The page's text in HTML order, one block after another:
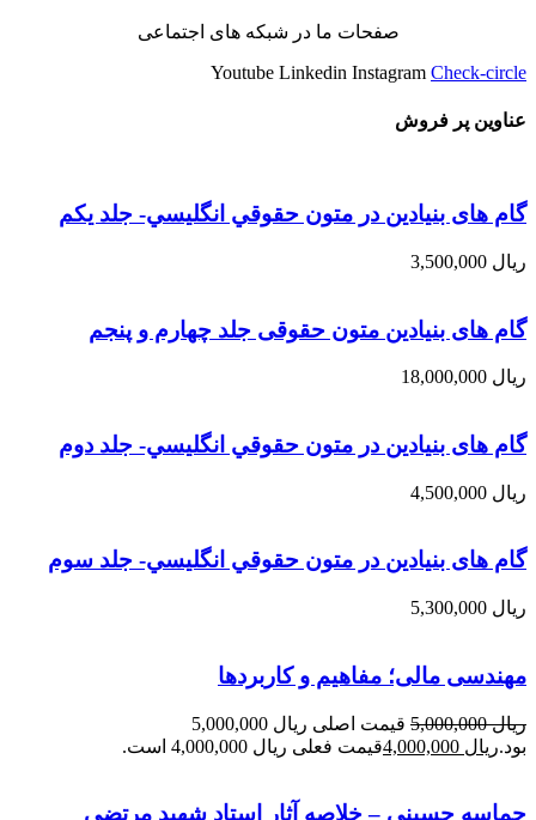
صفحات ما در شبکه های اجتماعی
Youtube Linkedin Instagram Check-circle
عناوین پر فروش
گام های بنیادین در متون حقوقي انگليسي- جلد يكم
ریال
گام های بنیادین متون حقوقی جلد چهارم و پنجم
ریال
گام های بنیادین در متون حقوقي انگليسي- جلد دوم
ریال
گام های بنیادین در متون حقوقي انگليسي- جلد سوم
ریال
مهندسی مالی؛ مفاهیم و کاربردها
ریال5,000,000
قیمت اصلی ریال 5,000,000
بود.ریال قیمت فعلی ریال 4,000,000 است.
حماسه حسيني – خلاصه آثار استاد شهيد مرتضي